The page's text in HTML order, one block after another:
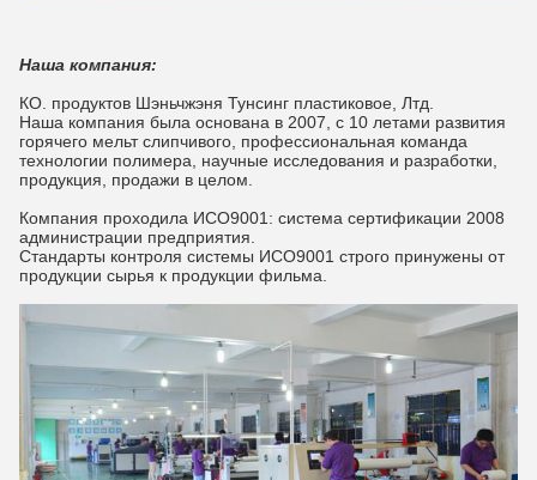
Наша компания:
КО. продуктов Шэньчжэня Тунсинг пластиковое, Лтд.
Наша компания была основана в 2007, с 10 летами развития
горячего мельт слипчивого, профессиональная команда
технологии полимера, научные исследования и разработки,
продукция, продажи в целом.
Компания проходила ИСО9001: система сертификации 2008
администрации предприятия.
Стандарты контроля системы ИСО9001 строго принужены от
продукции сырья к продукции фильма.